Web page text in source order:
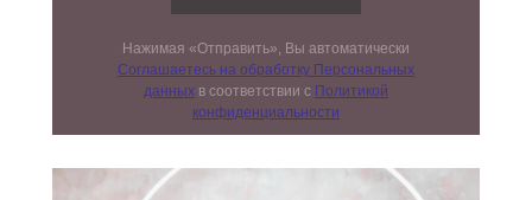
Нажимая «Отправить», Вы автоматически
Соглашаетесь на обработку Персональных
данных в соответствии с Политикой
конфиденциальности